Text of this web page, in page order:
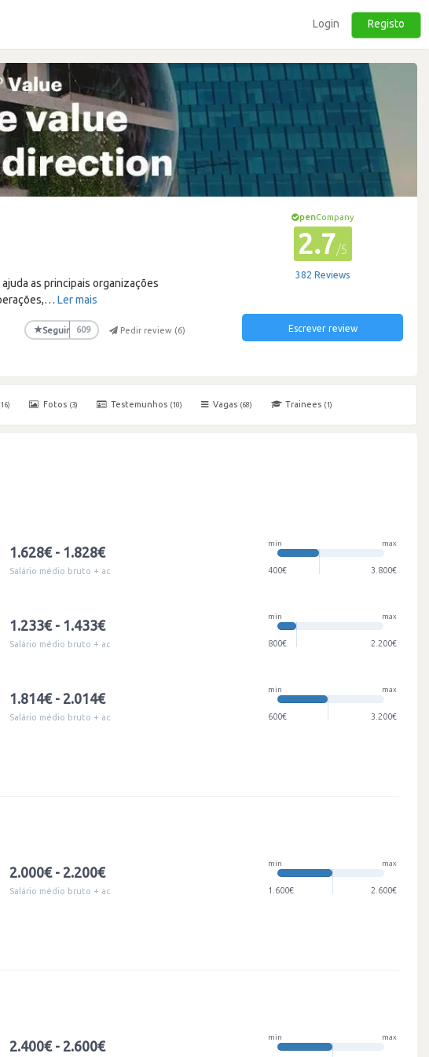
Login Registo
as principais organizações
… Ler mais
★Seguir 609 Pedir review (6)
penCompany
2.7/5
382 Reviews
Escrever review
Fotos (3) Testemunhos (10) Vagas (68) Trainees (1)
1.628€ - 1.828€
Salário médio bruto + ac
min max
400€ 3.800€
1.233€ - 1.433€
Salário médio bruto + ac
min max
800€ 2.200€
1.814€ - 2.014€
Salário médio bruto + ac
min max
600€ 3.200€
2.000€ - 2.200€
Salário médio bruto + ac
min max
1.600€ 2.600€
2.400€ - 2.600€
min max